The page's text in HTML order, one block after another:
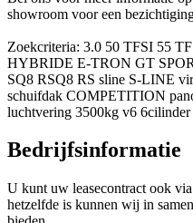
showroom voor een
Zoekcriteria: 3.0 50 TFSI 55
HYBRIDE E-TRON GT
SQ8 RSQ8 RS sline S-LINE
schuifdak COMPETITION
luchtvering 3500kg v6 6cilinder
Bedrijfsinformatie
U kunt uw leasecontract ook
hetzelfde is kunnen wij in